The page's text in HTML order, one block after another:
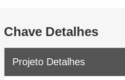
Chave Detalhes
Projeto Detalhes